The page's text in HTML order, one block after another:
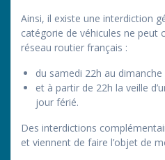
Ainsi, il existe une interdiction
catégorie de véhicules ne peut
réseau routier français :
du samedi 22h au dimanche
et à partir de 22h la veille
jour férié.
Des interdictions
et viennent de faire l’objet de